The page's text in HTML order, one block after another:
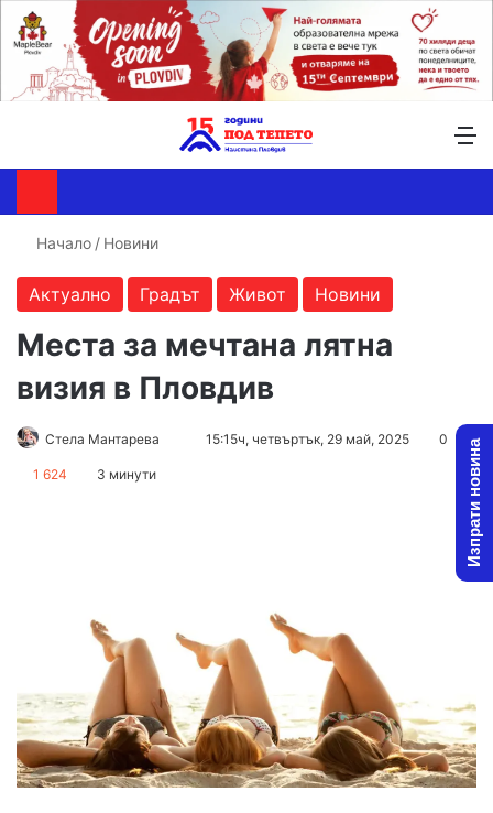
Начало / Новини
Актуално Градът Живот Новини
Места за мечтана лятна
визия в Пловдив
Стела Мантарева
Send15:15ч, четвъртък, 29 май, 2025 0
1 624 3 минути Изпрати новина